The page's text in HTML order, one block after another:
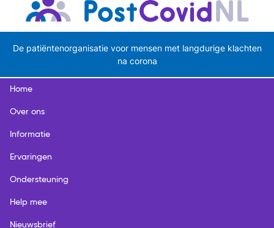
De patiëntenorganisatie voor mensen met langdurige klachten
na corona
Home
Over ons
Informatie
Ervaringen
Ondersteuning
Help mee
Nieuwsbrief